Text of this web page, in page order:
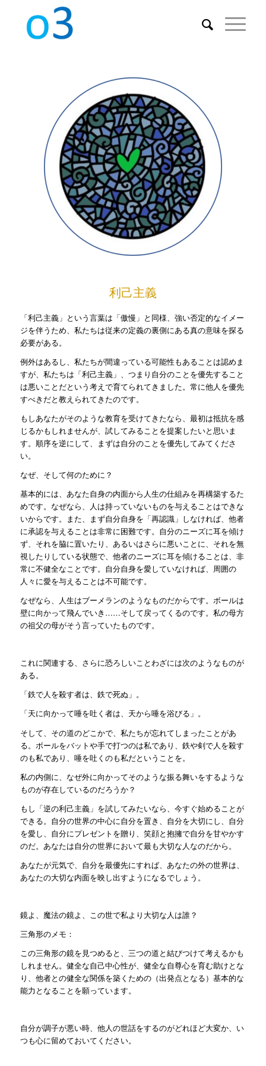
利己主義
「利己主義」という言葉は「傲慢」と同様、強い否定的なイメー
ジを伴うため、私たちは従来の定義の裏側にある真の意味を探る
必要がある。
例外はあるし、私たちが間違っている可能性もあることは認めま
すが、私たちは「利己主義」、つまり自分のことを優先すること
は悪いことだという考えで育てられてきました。常に他人を優先
すべきだと教えられてきたのです。
もしあなたがそのような教育を受けてきたなら、最初は抵抗を感
じるかもしれませんが、試してみることを提案したいと思いま
す。順序を逆にして、まずは自分のことを優先してみてくださ
い。
なぜ、そして何のために？
基本的には、あなた自身の内面から人生の仕組みを再構築するた
めです。なぜなら、人は持っていないものを与えることはできな
いからです。また、まず自分自身を「再認識」しなければ、他者
に承認を与えることは非常に困難です。自分のニーズに耳を傾け
ず、それを脇に置いたり、あるいはさらに悪いことに、それを無
視したりしている状態で、他者のニーズに耳を傾けることは、非
常に不健全なことです。自分自身を愛していなければ、周囲の
人々に愛を与えることは不可能です。
なぜなら、人生はブーメランのようなものだからです。ボールは
壁に向かって飛んでいき……そして戻ってくるのです。私の母方
の祖父の母がそう言っていたものです。
これに関連する、さらに恐ろしいことわざには次のようなものが
ある。
「鉄で人を殺す者は、鉄で死ぬ」。
「天に向かって唾を吐く者は、天から唾を浴びる」。
そして、その道のどこかで、私たちが忘れてしまったことがあ
る。ボールをバットや手で打つのは私であり、鉄や剣で人を殺す
のも私であり、唾を吐くのも私だということを。
私の内側に、なぜ外に向かってそのような振る舞いをするような
ものが存在しているのだろうか？
もし「逆の利己主義」を試してみたいなら、今すぐ始めることが
できる。自分の世界の中心に自分を置き、自分を大切にし、自分
を愛し、自分にプレゼントを贈り、笑顔と抱擁で自分を甘やかす
のだ。あなたは自分の世界において最も大切な人なのだから。
あなたが元気で、自分を最優先にすれば、あなたの外の世界は、
あなたの大切な内面を映し出すようになるでしょう。
鏡よ、魔法の鏡よ、この世で私より大切な人は誰？
三角形のメモ：
この三角形の鏡を見つめると、三つの道と結びつけて考えるかも
しれません。健全な自己中心性が、健全な自尊心を育む助けとな
り、他者との健全な関係を築くための（出発点となる）基本的な
能力となることを願っています。
自分が調子が悪い時、他人の世話をするのがどれほど大変か、い
つも心に留めておいてください。